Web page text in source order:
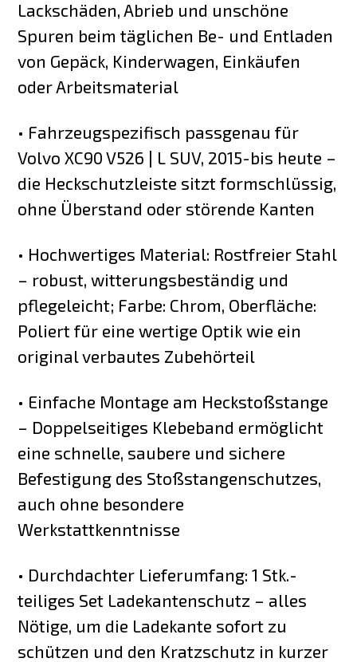
Lackschäden, Abrieb und unschöne
Spuren beim täglichen Be- und Entladen
von Gepäck, Kinderwagen, Einkäufen
oder Arbeitsmaterial
• Fahrzeugspezifisch passgenau für
Volvo XC90 V526 | L SUV, 2015-bis heute –
die Heckschutzleiste sitzt formschlüssig,
ohne Überstand oder störende Kanten
• Hochwertiges Material: Rostfreier Stahl
– robust, witterungsbeständig und
pflegeleicht; Farbe: Chrom, Oberfläche:
Poliert für eine wertige Optik wie ein
original verbautes Zubehörteil
• Einfache Montage am Heckstoßstange
– Doppelseitiges Klebeband ermöglicht
eine schnelle, saubere und sichere
Befestigung des Stoßstangenschutzes,
auch ohne besondere
Werkstattkenntnisse
• Durchdachter Lieferumfang: 1 Stk.-
teiliges Set Ladekantenschutz – alles
Nötige, um die Ladekante sofort zu
schützen und den Kratzschutz in kurzer